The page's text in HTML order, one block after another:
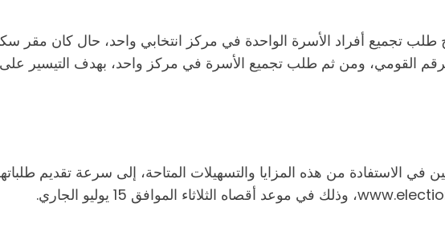
طلب تجميع أفراد الأسرة الواحدة في مركز انتخابي واحد، حال كان مقر
القومي، ومن ثم طلب تجميع الأسرة في مركز واحد، بهدف التيسير على
في الاستفادة من هذه المزايا والتسهيلات المتاحة، إلى سرعة تقديم